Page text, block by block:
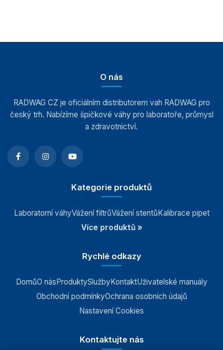
Indikátory a terminály
Vážící moduly
Závaží třídy M1
O nás
RADWAG CZ je oficiálním distributorem vah RADWAG pro
český trh. Nabízíme špičkové váhy pro laboratoře, průmysl
a zdravotnictví.
Kategorie produktů
Laboratorní váhyVážení filtrůVážení stentůKalibrace pipet
Více produktů »
Rychlé odkazy
DomůO násProduktySlužbyKontaktUživatelské manuály
Obchodní podmínkyOchrana osobních údajů
Nastavení Cookies
Kontaktujte nás